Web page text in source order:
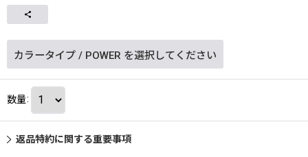
カラータイプ / POWER を選択してください
数量:
返品特約に関する重要事項